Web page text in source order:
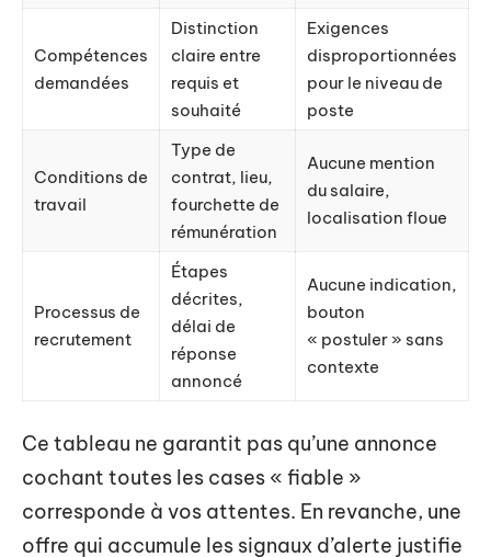
Compétences
demandées
Distinction
claire entre
requis et
souhaité
Exigences
disproportionnées
pour le niveau de
poste
Conditions de
travail
Type de
contrat, lieu,
fourchette de
rémunération
Aucune mention
du salaire,
localisation floue
Processus de
recrutement
Étapes
décrites,
délai de
réponse
annoncé
Aucune indication,
bouton
« postuler » sans
contexte
Ce tableau ne garantit pas qu’une annonce
cochant toutes les cases « fiable »
corresponde à vos attentes. En revanche, une
offre qui accumule les signaux d’alerte justifie